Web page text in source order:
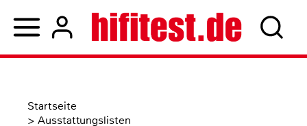
Startseite
> Ausstattungslisten